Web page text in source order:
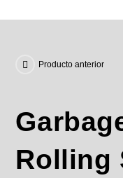
Producto anterior
Rolling